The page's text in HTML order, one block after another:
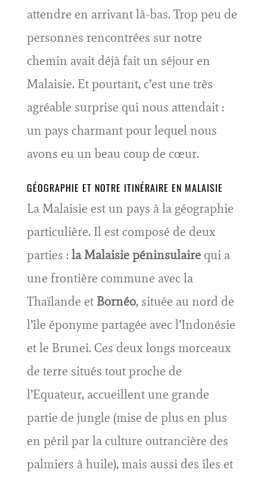
attendre en arrivant là-bas. Trop peu de
personnes rencontrées sur notre
chemin avait déjà fait un séjour en
Malaisie. Et pourtant, c’est une très
agréable surprise qui nous attendait :
un pays charmant pour lequel nous
avons eu un beau coup de cœur.
GÉOGRAPHIE ET NOTRE ITINÉRAIRE EN MALAISIE
La Malaisie est un pays à la géographie
particulière. Il est composé de deux
parties : la Malaisie péninsulairequi a
une frontière commune avec la
Thaïlande et Bornéo, située au nord de
l’île éponyme partagée avec l’Indonésie
et le Brunei. Ces deux longs morceaux
de terre situés tout proche de
l’Equateur, accueillent une grande
partie de jungle (mise de plus en plus
en péril par la culture outrancière des
palmiers à huile), mais aussi des îles et